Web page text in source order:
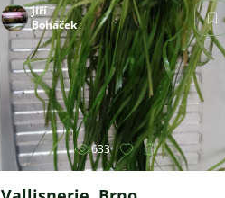
Obrázok
Jiří
Boháček
633